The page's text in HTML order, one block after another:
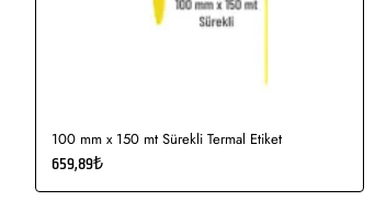
100 mm x 150 mt Sürekli Termal Etiket
659,89₺